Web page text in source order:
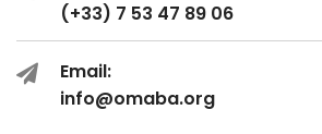
(+33) 7 53 47 89 06
Email:
info@omaba.org